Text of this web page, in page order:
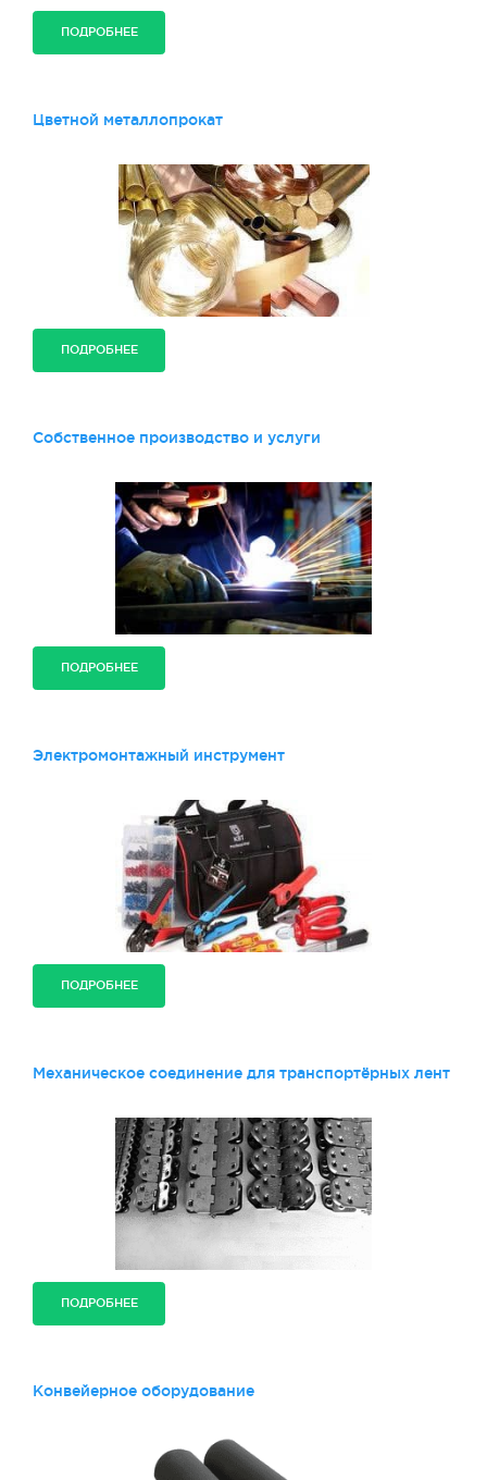
ПОДРОБНЕЕ
Цветной металлопрокат
ПОДРОБНЕЕ
Собственное производство и услуги
ПОДРОБНЕЕ
Электромонтажный инструмент
ПОДРОБНЕЕ
Механическое соединение для транспортёрных лент
ПОДРОБНЕЕ
Конвейерное оборудование